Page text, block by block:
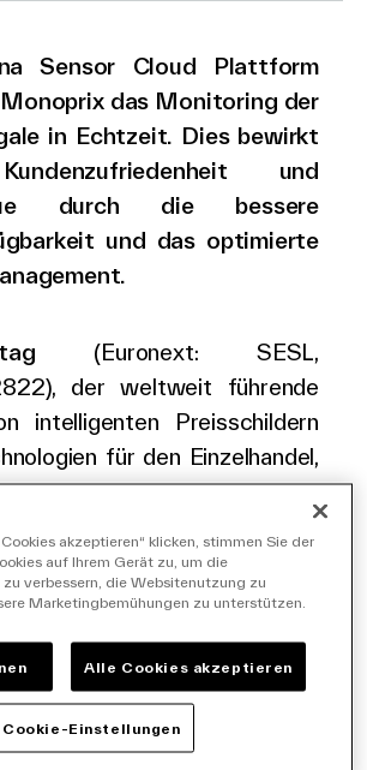
Kontakt aufnehmen
Suche
Sensor Cloud Plattform
das Monitoring der
in Echtzeit. Dies bewirkt
und
durch die bessere
und das optimierte
(Euronext: SESL,
der weltweit führende
intelligenten Preisschildern
für den Einzelhandel,
ab sofort die enge
mit Monoprix, der
Nummer Eins im
Die Handelskette
ihrer 100 wichtigsten
dem großen Roll-Out der
+ Sensor Cloud Plattform.
akzeptieren“ klicken, stimmen Sie der
auf Ihrem Gerät zu, um die
verbessern, die Websitenutzung zu
Marketingbemühungen zu unterstützen.
Alle Cookies akzeptieren
Cookie-Einstellungen